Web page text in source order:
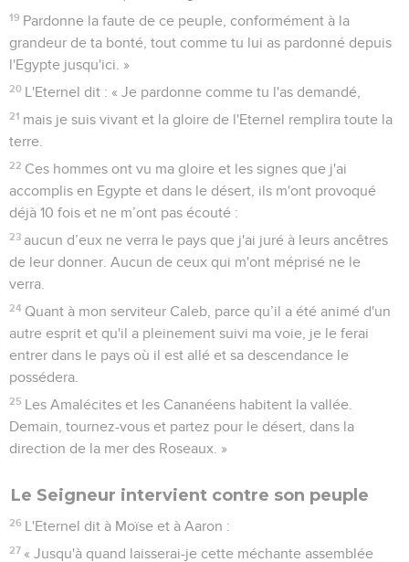
19 Pardonne la faute de ce peuple, conformément à la
grandeur de ta bonté, tout comme tu lui as pardonné depuis
l'Egypte jusqu'ici. »
20 L'Eternel dit : « Je pardonne comme tu l'as demandé,
21 mais je suis vivant et la gloire de l'Eternel remplira toute la
terre.
22 Ces hommes ont vu ma gloire et les signes que j'ai
accomplis en Egypte et dans le désert, ils m'ont provoqué
déjà 10 fois et ne m’ont pas écouté :
23 aucun d’eux ne verra le pays que j'ai juré à leurs ancêtres
de leur donner. Aucun de ceux qui m'ont méprisé ne le
verra.
24 Quant à mon serviteur Caleb, parce qu’il a été animé d'un
autre esprit et qu'il a pleinement suivi ma voie, je le ferai
entrer dans le pays où il est allé et sa descendance le
possédera.
25 Les Amalécites et les Cananéens habitent la vallée.
Demain, tournez-vous et partez pour le désert, dans la
direction de la mer des Roseaux. »
Le Seigneur intervient contre son peuple
26 L'Eternel dit à Moïse et à Aaron :
27 « Jusqu'à quand laisserai-je cette méchante assemblée